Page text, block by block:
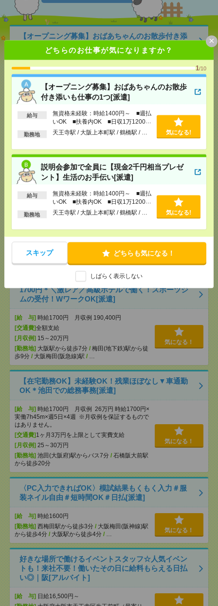
どちらのお仕事が気になりますか？
1/10
【オープニング募集】おばあちゃんのお散歩
付き添いも仕事の1つ[派遣]
給与
無資格未経験：時給1400円～ ■週払
いOK ■扶養内OK ■日収1万1200円
以上
勤務地 天王寺駅 / 大阪上本町駅 / 鶴橋駅 / … 気になる!
説明会参加で全員に【現金2千円相当プレゼ
ント】生活のお手伝い[派遣]
給与
無資格未経験：時給1400円～ ■週払
いOK ■扶養内OK ■日収1万1200円
以上
勤務地 天王寺駅 / 大阪上本町駅 / 鶴橋駅 / … 気になる!
スキップ どちらも気になる！
しばらく表示しない
×
【オープニング募集】おばあちゃんのお散歩付き添
いも仕事の1つ[派遣]
OK ■扶養内OK ■日収1万1200円以上
[交通費]
交通費全額支給
[勤務地]
天王寺駅/大阪上本町駅/ 鶴橋駅/ …
気になる！
説明会参加で全員に【現金2千円相当プレゼント】生
活のお手伝い[派遣]
OK ■扶養内OK ■日収1万1200円以上
[交通費]
交通費全額支給
[勤務地]
天王寺駅 /大阪上本町駅 /鶴橋駅/…
気になる！
1700円＊【事務未経験OK！】Wワーク可！高級ホテ
ルのスポーツジム受付[派遣]
[交通費]全額支給
[勤務地]大阪駅から徒歩7分
梅田(地下鉄)駅から徒
歩9分/大阪梅田(阪急線)駅/…
気になる！
1700円＊＼激レア／高級ホテルで働く！スポーツジ
ムの受付！WワークOK[派遣]
[給 与] 時給1700円 月収例 190,400円
[交通費]全額支給
[月収例] 15～20万円
[勤務地] 大阪駅から徒歩7分 / 梅田(地下鉄)駅から徒
歩9分 / 大阪梅田(阪急線)駅 / …
気になる！
【在宅勤務OK】未経験OK！残業ほぼなし▼車通勤
OK＊池田での総務事務[派遣]
[給 与] 時給1700円 月収例 26万円 時給1700円×
実働7h45m×週5日×4週 ※月収例を保証するもので
はありません。
[交通費] 1ヶ月3万円を上限として実費支給
[月収例] 25～30万円
[勤務地] 池田(大阪府)駅からバス7分 / 石橋阪大前駅
から徒歩20分
気になる！
〈PC入力できればOK〉模試結果もくもく入力＃服
装ネイル自由＃短時間OK＃日払[派遣]
[給 与] 時給1600円
[勤務地] 西梅田駅から徒歩3分 / 大阪梅田(阪神線)駅
から徒歩4分 / 大阪駅から徒歩4分 / …
気になる！
好きな場所で働けるイベントスタッフ☆人気イベン
トも！来社不要！働いたその日に給料もらえる日払
い◎｜阪[アルバイト]
[給 与] 日給16,500円～